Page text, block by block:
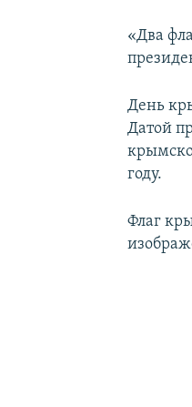
«Два
День
Датой
году.
Флаг